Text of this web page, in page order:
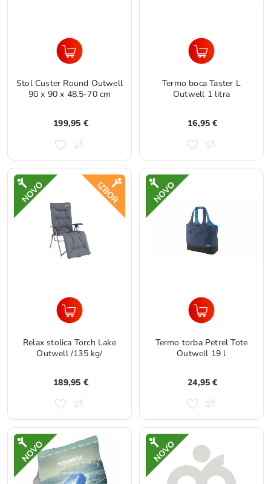
Stol Custer Round Outwell
90 x 90 x 48.5-70 cm
199,95 €
Termo boca Taster L
Outwell 1 litra
16,95 €
Relax stolica Torch Lake
Outwell /135 kg/
189,95 €
Termo torba Petrel Tote
Outwell 19 l
24,95 €